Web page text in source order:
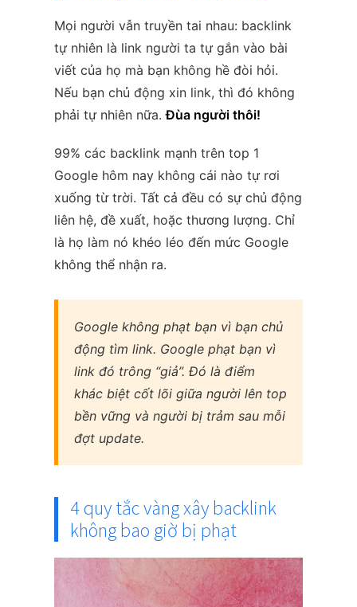
Mọi người vẫn truyền tai nhau: backlink
tự nhiên là link người ta tự gắn vào bài
viết của họ mà bạn không hề đòi hỏi.
Nếu bạn chủ động xin link, thì đó không
phải tự nhiên nữa.Đùa người thôi!
99% các backlink mạnh trên top 1
Google hôm nay không cái nào tự rơi
xuống từ trời. Tất cả đều có sự chủ động
liên hệ, đề xuất, hoặc thương lượng. Chỉ
là họ làm nó khéo léo đến mức Google
không thể nhận ra.
Google không phạt bạn vì bạn chủ
động tìm link. Google phạt bạn vì
link đó trông “giả”. Đó là điểm
khác biệt cốt lõi giữa người lên top
bền vững và người bị trảm sau mỗi
đợt update.
4 quy tắc vàng xây backlink
không bao giờ bị phạt